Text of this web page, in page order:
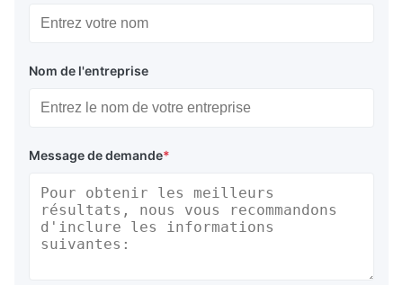
Nom de l'entreprise
Message de demande*